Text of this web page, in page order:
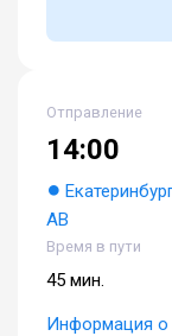
Отправление
14:00
АВ
Время в пути
45 мин.
Информация о